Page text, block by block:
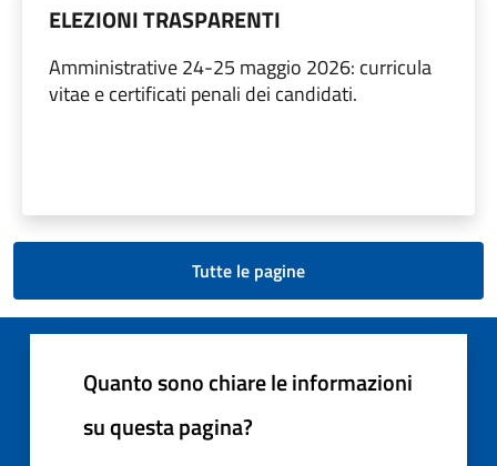
ELEZIONI TRASPARENTI
Amministrative 24-25 maggio 2026: curricula
vitae e certificati penali dei candidati.
Tutte le pagine
Quanto sono chiare le informazioni
su questa pagina?